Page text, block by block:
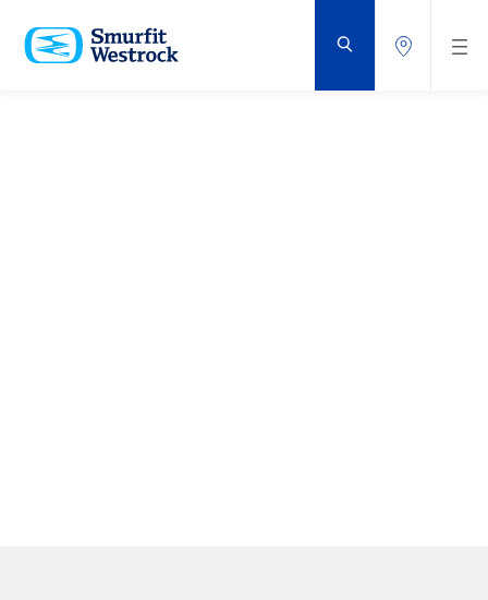
DIREKTE
TIL
HOVEDINDHOLDET